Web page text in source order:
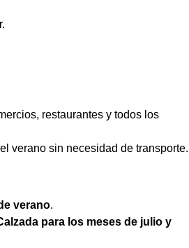
restaurantes y todos los
verano sin necesidad de transporte.
verano.
para los meses de julio y